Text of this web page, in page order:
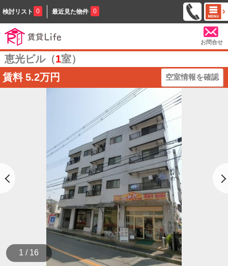
検討リスト 0 最近見た物件 0
お問合せ
恵光ビル（1室）
賃料 5.2万円 空室情報を確認
1 / 16